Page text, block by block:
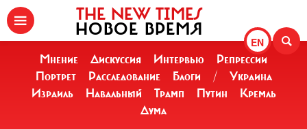
EN
THE NEW TIMES
НОВОЕ ВРЕМЯ
Мнение Дискуссия Интервью
Репрессии
Портрет
Расследование Блоги /
Украина
Израиль
Навальный Трамп Путин
Кремль
Дума